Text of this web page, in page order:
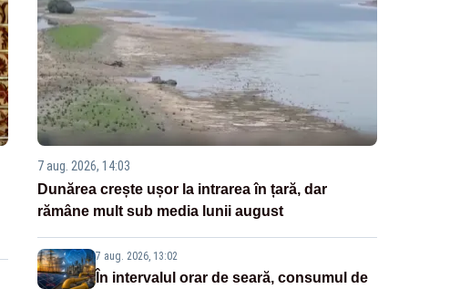
7 aug. 2026, 14:03
Dunărea crește ușor la intrarea în țară, dar
rămâne mult sub media lunii august
7 aug. 2026, 13:02
În intervalul orar de seară, consumul de